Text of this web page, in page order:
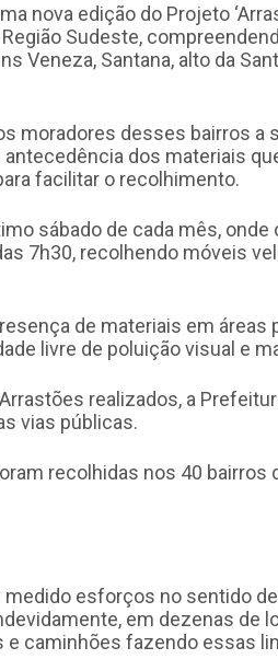
nova edição do Projeto
Sudeste,
Veneza, Santana, alto da
moradores desses bairros a
dos materiais
facilitar o recolhimento.
sábado de cada mês, onde
7h30, recolhendo móveis
de materiais em áreas
livre de poluição visual e
realizados, a
vias públicas.
recolhidas nos 40 bairros
esforços no sentido
em dezenas de
caminhões fazendo essas